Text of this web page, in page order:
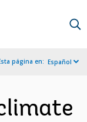
página en: Español